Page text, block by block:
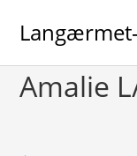
Amalie